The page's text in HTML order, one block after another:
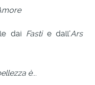
dai Fastie dall'Ars
è...